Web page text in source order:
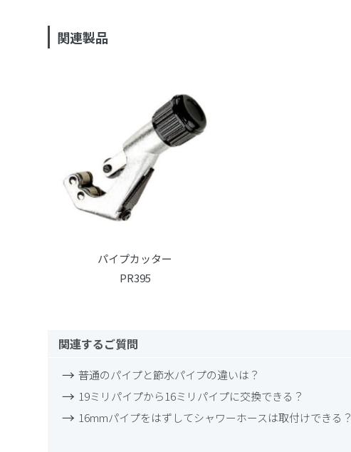
関連製品
パイプカッター
PR395
関連するご質問
普通のパイプと節水パイプの違いは？
19ミリパイプから16ミリパイプに交換できる？
16mmパイプをはずしてシャワーホースは取付けできる？